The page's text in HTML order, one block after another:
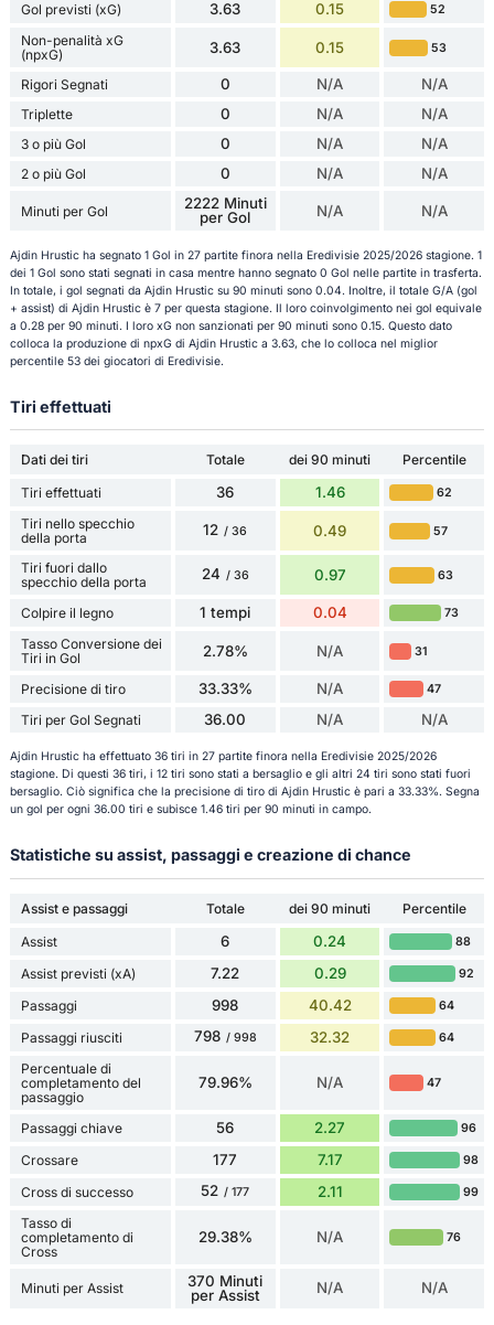
Gol previsti (xG) 3.63 0.15 52
Non-penalità xG
(npxG)
3.63 0.15 53
Rigori Segnati 0 N/A N/A
Triplette 0 N/A N/A
3 o più Gol 0 N/A N/A
2 o più Gol 0 N/A N/A
Minuti per Gol
2222 Minuti
per Gol
N/A N/A
Ajdin Hrustic ha segnato 1 Gol in 27 partite finora nella Eredivisie 2025/2026 stagione. 1
dei 1 Gol sono stati segnati in casa mentre hanno segnato 0 Gol nelle partite in trasferta.
In totale, i gol segnati da Ajdin Hrustic su 90 minuti sono 0.04. Inoltre, il totale G/A (gol
+ assist) di Ajdin Hrustic è 7 per questa stagione. Il loro coinvolgimento nei gol equivale
a 0.28 per 90 minuti. I loro xG non sanzionati per 90 minuti sono 0.15. Questo dato
colloca la produzione di npxG di Ajdin Hrustic a 3.63, che lo colloca nel miglior
percentile 53 dei giocatori di Eredivisie.
Tiri effettuati
Dati dei tiri Totale dei 90 minuti
Percentile
Tiri effettuati
36 1.46 62
Tiri nello specchio
della porta
12 / 36 0.49 57
Tiri fuori dallo
specchio della porta
24 / 36 0.97 63
Colpire il legno 1 tempi 0.04 73
Tasso Conversione dei
Tiri in Gol
2.78% N/A 31
Precisione di tiro 33.33% N/A 47
Tiri per Gol Segnati 36.00 N/A N/A
Ajdin Hrustic ha effettuato 36 tiri in 27 partite finora nella Eredivisie 2025/2026
stagione. Di questi 36 tiri, i 12 tiri sono stati a bersaglio e gli altri 24 tiri sono stati fuori
bersaglio. Ciò significa che la precisione di tiro di Ajdin Hrustic è pari a 33.33%. Segna
un gol per ogni 36.00 tiri e subisce 1.46 tiri per 90 minuti in campo.
Statistiche su assist, passaggi e creazione di chance
Assist e passaggi Totale dei 90 minuti
Percentile
Assist
6 0.24 88
Assist previsti (xA) 7.22 0.29 92
Passaggi 998 40.42 64
Passaggi riusciti 798 / 998 32.32 64
Percentuale di
completamento del
passaggio
79.96% N/A 47
Passaggi chiave 56 2.27 96
Crossare 177 7.17 98
Cross di successo 52 / 177 2.11 99
Tasso di
completamento di
Cross
29.38% N/A 76
Minuti per Assist
370 Minuti
per Assist
N/A N/A